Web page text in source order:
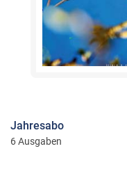
Jahresabo
6 Ausgaben